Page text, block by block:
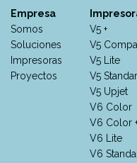
Empresa
Somos
Soluciones
Impresoras
Proyectos
V5 +
V5
V5 Lite
V5
V5 Upjet
V6 Color
V6 Color
V6 Lite
V6